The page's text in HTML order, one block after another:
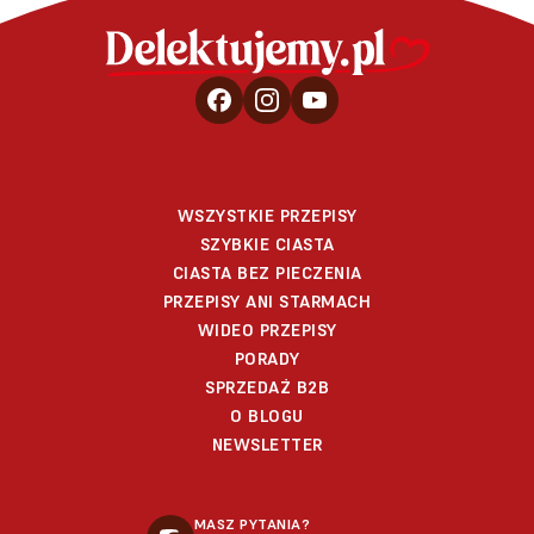
WSZYSTKIE PRZEPISY
SZYBKIE CIASTA
CIASTA BEZ PIECZENIA
PRZEPISY ANI STARMACH
WIDEO PRZEPISY
PORADY
SPRZEDAŻ B2B
O BLOGU
NEWSLETTER
MASZ PYTANIA?